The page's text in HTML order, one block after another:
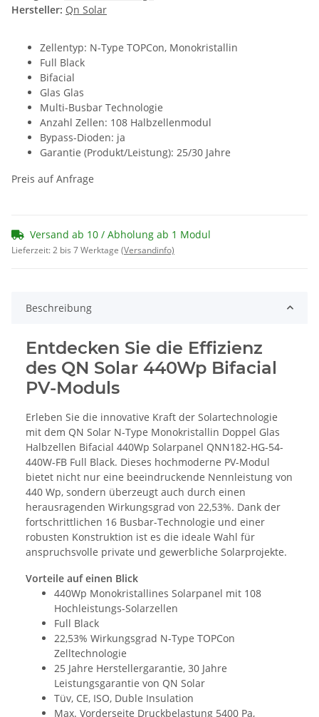
Hersteller: Qn Solar
Zellentyp: N-Type TOPCon, Monokristallin
Full Black
Bifacial
Glas Glas
Multi-Busbar Technologie
Anzahl Zellen: 108 Halbzellenmodul
Bypass-Dioden: ja
Garantie (Produkt/Leistung): 25/30 Jahre
Preis auf Anfrage
Versand ab 10 / Abholung ab 1 Modul
Lieferzeit: 2 bis 7 Werktage (Versandinfo)
Beschreibung
Entdecken Sie die Effizienz
des QN Solar 440Wp Bifacial
PV-Moduls
Erleben Sie die innovative Kraft der Solartechnologie
mit dem QN Solar N-Type Monokristallin Doppel Glas
Halbzellen Bifacial 440Wp Solarpanel QNN182-HG-54-
440W-FB Full Black. Dieses hochmoderne PV-Modul
bietet nicht nur eine beeindruckende Nennleistung von
440 Wp, sondern überzeugt auch durch einen
herausragenden Wirkungsgrad von 22,53%. Dank der
fortschrittlichen 16 Busbar-Technologie und einer
robusten Konstruktion ist es die ideale Wahl für
anspruchsvolle private und gewerbliche Solarprojekte.
Vorteile auf einen Blick
440Wp Monokristallines Solarpanel mit 108
Hochleistungs-Solarzellen
Full Black
22,53% Wirkungsgrad N-Type TOPCon
Zelltechnologie
25 Jahre Herstellergarantie, 30 Jahre
Leistungsgarantie von QN Solar
Tüv, CE, ISO, Duble Insulation
Max. Vorderseite Druckbelastung 5400 Pa,